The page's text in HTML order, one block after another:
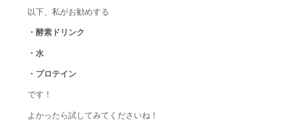
以下、私がお勧めする
・酵素ドリンク
・水
・プロテイン
です！
よかったら試してみてくださいね！